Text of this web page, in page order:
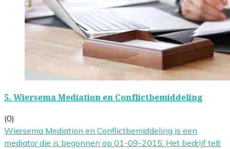
5. Wiersema Mediation en Conflictbemiddeling
(0)
Wiersema Mediation en Conflictbemiddeling is een
mediator die is begonnen op 01-09-2015. Het bedrijf telt